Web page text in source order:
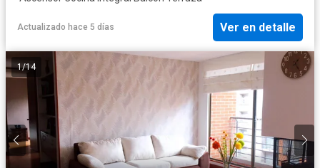
Actualizado hace 5 días Ver en detalle
1/14